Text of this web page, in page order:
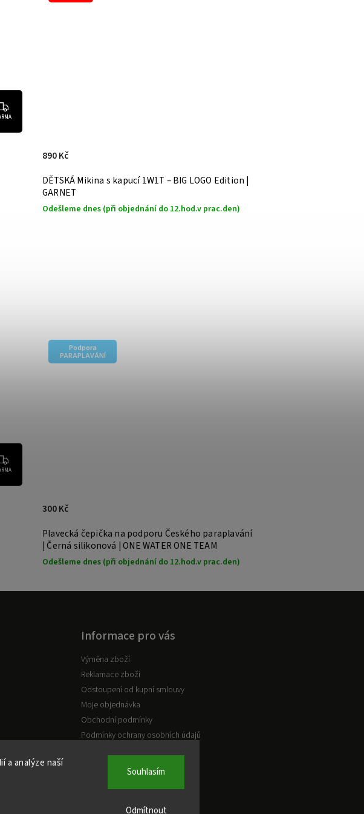
a analýze naší
Odmítnout
Souhlasím
DĚTSKÁ Mikina s kapucí 1W1T – BIG LOGO Edition |
GARNET
Odešleme dnes (při objednání do 12.hod.v prac.den)
890 Kč
Podpora
PARAPLAVÁNÍ
Plavecká čepička na podporu Českého paraplavání
| Černá silikonová | ONE WATER ONE TEAM
Odešleme dnes (při objednání do 12.hod.v prac.den)
300 Kč
Informace pro vás
Výměna zboží
Reklamace zboží
Odstoupení od kupní smlouvy
Moje objednávka
Obchodní podmínky
Podmínky ochrany osobních údajů
vyhrazena.